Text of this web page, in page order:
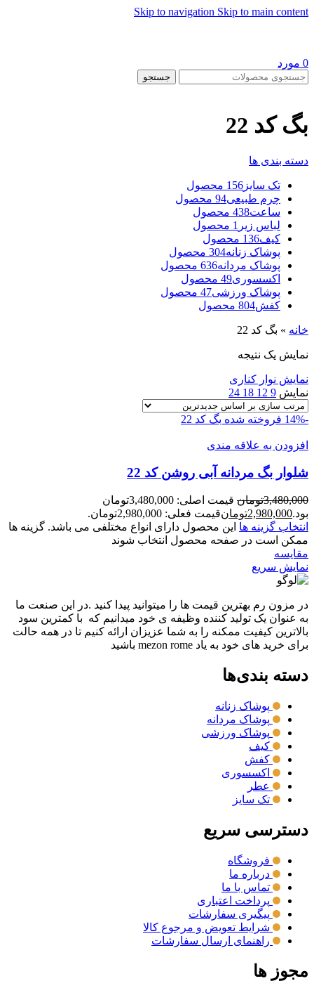
Skip to navigation Skip to main content
0 مورد
جستجو
بگ کد 22
دسته بندی ها
تک سایز 156 محصول
چرم طبیعی94 محصول
ساعت438 محصول
لباس زیر 1 محصول
کیف136 محصول
پوشاک زنانه304 محصول
پوشاک مردانه636 محصول
اکسسوری49 محصول
پوشاک ورزشی47 محصول
کفش804 محصول
خانه » بگ کد 22
نمایش یک نتیجه
نمایش نوار کناری
نمایش 9
12
18
24
-14% فروخته شده بگ کد 22
افزودن به علاقه مندی
شلوار بگ مردانه آبی روشن کد 22
3,480,000تومان
قیمت اصلی: 3,480,000تومان
بود.2,980,000تومانقیمت فعلی: 2,980,000تومان.
انتخاب گزینه ها این محصول دارای انواع مختلفی می باشد. گزینه ها
ممکن است در صفحه محصول انتخاب شوند
مقايسه
نمایش سریع
در مزون رم بهترین قیمت ها را میتوانید پیدا کنید .در این صنعت ما
به عنوان یک تولید کننده وظیفه ی خود میدانیم که با کمترین سود
بالاترین کیفیت ممکنه را به شما عزیزان ارائه کنیم تا در همه حالت
برای خرید های خود به یاد mezon rome باشید
دسته بندی‌ها
پوشاک زنانه
پوشاک مردانه
پوشاک ورزشی
کیف
کفش
اکسسوری
عطر
تک سایز
دسترسی سریع
فروشگاه
درباره ما
تماس با ما
پرداخت اعتباری
پیگیری سفارشات
شرایط تعویض و مرجوع کالا
راهنمای ارسال سفارشات
مجوز ها